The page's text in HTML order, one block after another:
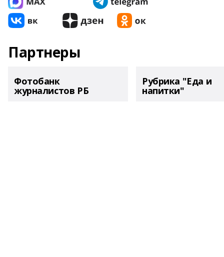
Партнеры
Фотобанк
журналистов РБ
Рубрика "Еда и
напитки"